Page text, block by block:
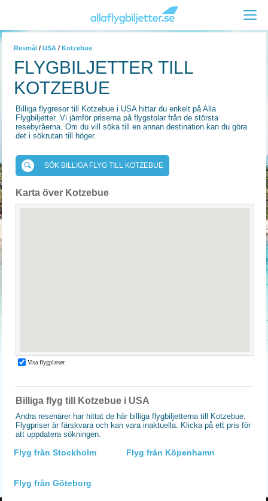
Resmål / USA / Kotzebue
FLYGBILJETTER TILL
KOTZEBUE
Billiga flygresor till Kotzebue i USA hittar du enkelt på Alla
Flygbiljetter. Vi jämför priserna på flygstolar från de största
resebyråerna. Om du vill söka till en annan destination kan du göra
det i sökrutan till höger.
SÖK BILLIGA FLYG TILL KOTZEBUE
Karta över Kotzebue
Billiga flyg till Kotzebue i USA
Andra resenärer har hittat de här billiga flygbiljetterna till Kotzebue.
Flygpriser är färskvara och kan vara inaktuella. Klicka på ett pris för
att uppdatera sökningen.
Flyg från Stockholm Flyg från Köpenhamn
Flyg från Göteborg